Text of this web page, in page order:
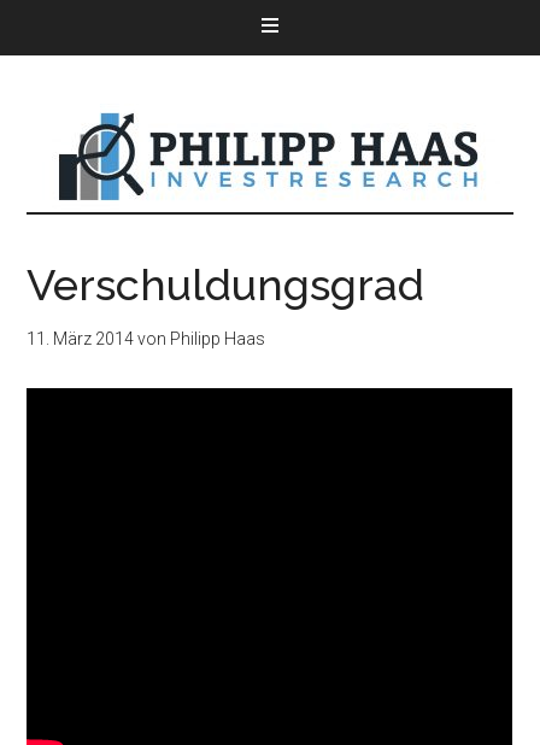
Verschuldungsgrad
11. März 2014von Philipp Haas